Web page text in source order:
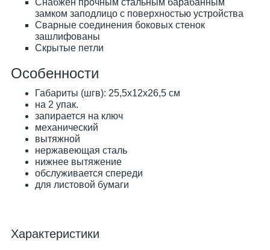
Снабжен прочным стальным барабанным
замком заподлицо с поверхностью устройства
Сварные соединения боковых стенок
зашлифованы
Скрытые петли
Особенности
Габариты (шгв): 25,5x12x26,5 см
на 2 упак.
запирается на ключ
механический
вытяжной
нержавеющая сталь
нижнее вытяжение
обслуживается спереди
для листовой бумаги
Характеристики